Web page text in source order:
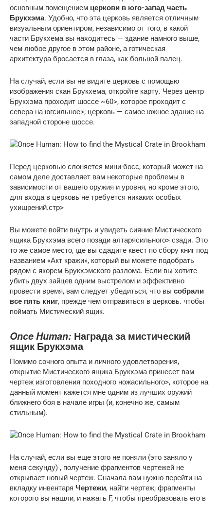
основным помещением церкови в юго-запад часть
Брукхэма. Удобно, что эта церковь является отличным
визуальным ориентиром, независимо от того, в какой
части Брукхема вы находитесь — здание намного выше,
чем любое другое в этом районе, а готическая
архитектура бросается в глаза, как больной палец.
На случай, если вы не видите церковь с помощью
изображения скан Брукхема, откройте карту. Через центр
Брукхэма проходит шоссе ~60>, которое проходит с
севера на югсильное>; церковь — самое южное здание на
западной стороне шоссе.
Перед церковью слоняется мини-босс, который может на
самом деле доставляет вам некоторые проблемы в
зависимости от вашего оружия и уровня, но кроме этого,
для входа в церковь не требуется никаких особых
ухищрений.стр>
Вы можете войти внутрь и увидеть сияние Мистического
ящика Брукхэма всего позади алтарясильного> сзади. Это
то же самое место, где вы сдадите квест по сбору книг под
названием «Акт кражи», который вы можете подобрать
рядом с якорем Брукхэмского разлома. Если вы хотите
убить двух зайцев одним выстрелом и эффективно
провести время, вам следует убедиться, что вы собрали
все пять книг, прежде чем отправиться в церковь. чтобы
поймать Мистический ящик.
Once Human: Награда за мистический
ящик Брукхэма
Помимо сочного опыта и личного удовлетворения,
открытие Мистического ящика Брукхэма принесет вам
чертеж изготовления походного ножасильного>, которое на
данный момент кажется мне одним из лучших оружий
ближнего боя в начале игры (и, конечно же, самым
стильным).
На случай, если вы еще этого не поняли (это заняло у
меня секунду) , получение фрагментов чертежей не
открывает новый чертеж. Сначала вам нужно перейти на
вкладку инвентаря Чертежи, найти чертеж, фрагменты
которого вы нашли, и нажать F, чтобы преобразовать его в